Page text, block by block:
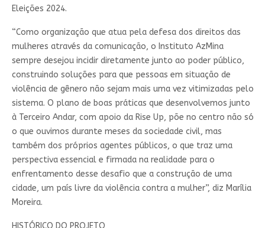
Eleições 2024.
“Como organização que atua pela defesa dos direitos das
mulheres através da comunicação, o Instituto AzMina
sempre desejou incidir diretamente junto ao poder público,
construindo soluções para que pessoas em situação de
violência de gênero não sejam mais uma vez vitimizadas pelo
sistema. O plano de boas práticas que desenvolvemos junto
à Terceiro Andar, com apoio da Rise Up, põe no centro não só
o que ouvimos durante meses da sociedade civil, mas
também dos próprios agentes públicos, o que traz uma
perspectiva essencial e firmada na realidade para o
enfrentamento desse desafio que a construção de uma
cidade, um país livre da violência contra a mulher”, diz Marília
Moreira.
HISTÓRICO DO PROJETO